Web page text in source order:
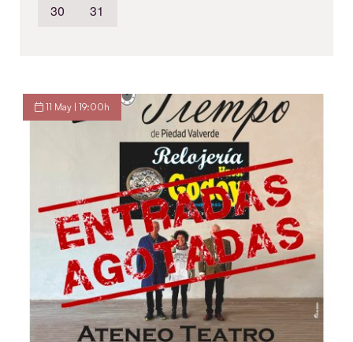
30 31
11 May | 19:00h